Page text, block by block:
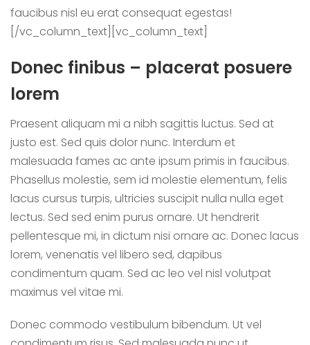
faucibus nisl eu erat consequat egestas!
[/vc_column_text][vc_column_text]
Donec finibus – placerat posuere
lorem
Praesent aliquam mi a nibh sagittis luctus. Sed at
justo est. Sed quis dolor nunc. Interdum et
malesuada fames ac ante ipsum primis in faucibus.
Phasellus molestie, sem id molestie elementum, felis
lacus cursus turpis, ultricies suscipit nulla nulla eget
lectus. Sed sed enim purus ornare. Ut hendrerit
pellentesque mi, in dictum nisi ornare ac. Donec lacus
lorem, venenatis vel libero sed, dapibus
condimentum quam. Sed ac leo vel nisl volutpat
maximus vel vitae mi.
Donec commodo vestibulum bibendum. Ut vel